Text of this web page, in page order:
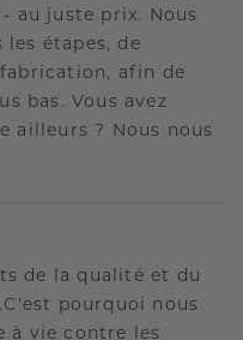
au juste prix. Nous
étapes, de
afin de
bas. Vous avez
ailleurs ? Nous nous
de la qualité et du
pourquoi nous
à vie contre les